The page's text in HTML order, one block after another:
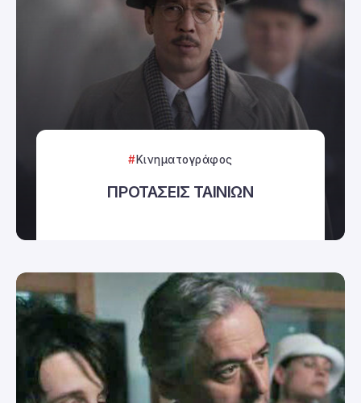
Κινηματογράφος
ΠΡΟΤΑΣΕΙΣ ΤΑΙΝΙΩΝ